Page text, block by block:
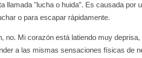
llamada "lucha o huida”. Es causada por
o para escapar rápidamente.
no. Mi corazón está latiendo muy
a las mismas sensaciones físicas de